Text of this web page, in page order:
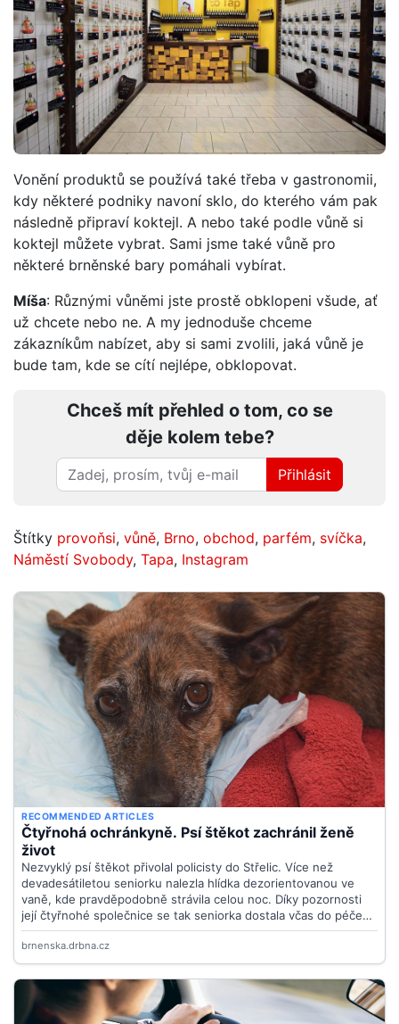
Vonění produktů se používá také třeba v gastronomii,
kdy některé podniky navoní sklo, do kterého vám pak
následně připraví koktejl. A nebo také podle vůně si
koktejl můžete vybrat. Sami jsme také vůně pro
některé brněnské bary pomáhali vybírat.
Míša: Různými vůněmi jste prostě obklopeni všude, ať
už chcete nebo ne. A my jednoduše chceme
zákazníkům nabízet, aby si sami zvolili, jaká vůně je
bude tam, kde se cítí nejlépe, obklopovat.
Chceš mít přehled o tom, co se
děje kolem tebe?
Přihlásit
Štítky provoňsi, vůně, Brno, obchod, parfém, svíčka,
Náměstí Svobody, Tapa, Instagram